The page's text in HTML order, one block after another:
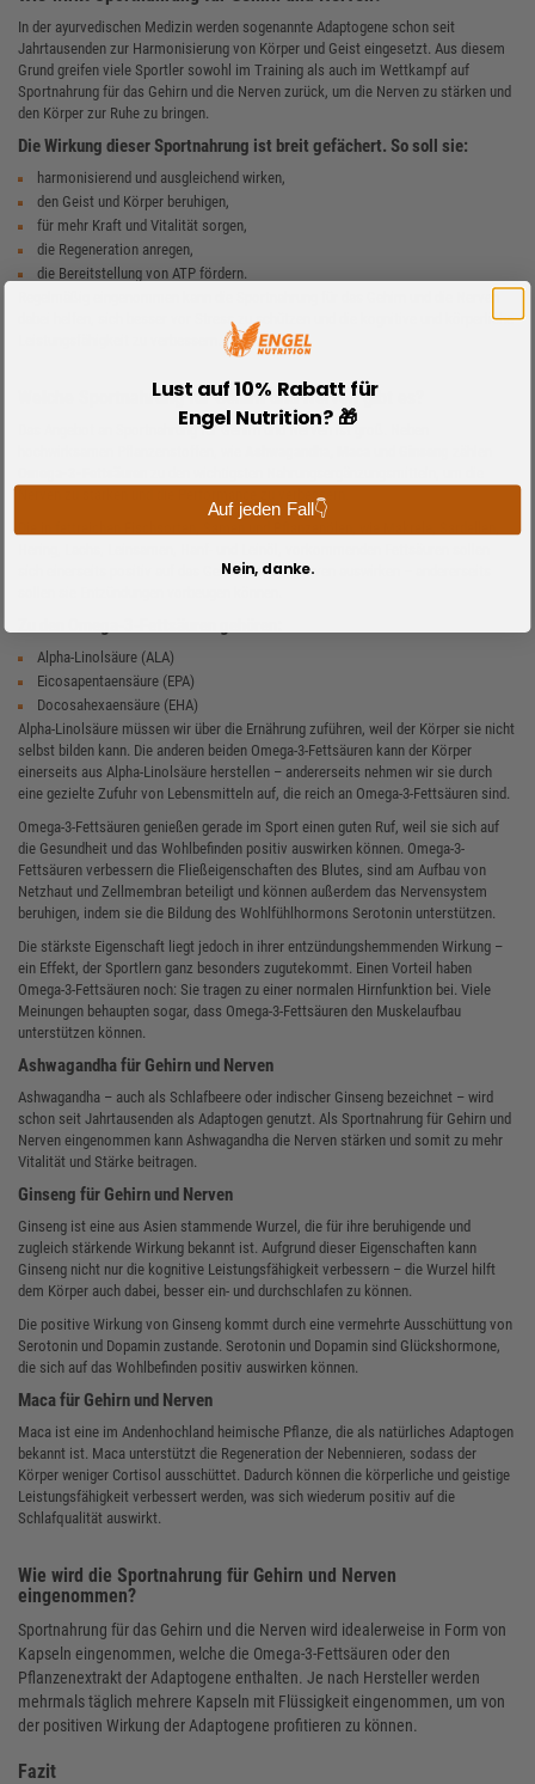
In der ayurvedischen Medizin werden sogenannte Adaptogene schon seit
Jahrtausenden zur Harmonisierung von Körper und Geist eingesetzt. Aus diesem
Grund greifen viele Sportler sowohl im Training als auch im Wettkampf auf
Sportnahrung für das Gehirn und die Nerven zurück, um die Nerven zu stärken und
den Körper zur Ruhe zu bringen.
Die Wirkung dieser Sportnahrung ist breit gefächert. So soll sie:
harmonisierend und ausgleichend wirken,
den Geist und Körper beruhigen,
für mehr Kraft und Vitalität sorgen,
die Regeneration anregen,
die Bereitstellung von ATP fördern.
Regelmäßig eingenommen kann die Sportnahrung für das Gehirn und die Nerven
dabei helfen, sich besser vor Stress zu schützen und die kognitive und körperliche
Welche Sportnahrung für Gehirn und Nerven gibt es?
Das Angebot an Sportnahrung für Gehirn und Nerven ist groß. Neben
Nerven zu stärken und die Performance zu verbessern.
sich einerseits positiv auf das Gehirn und die Nerven auswirken – andererseits
Alpha-Linolsäure (ALA)
Eicosapentaensäure (EPA)
Docosahexaensäure (EHA)
Alpha-Linolsäure müssen wir über die Ernährung zuführen, weil der Körper sie nicht
selbst bilden kann. Die anderen beiden Omega-3-Fettsäuren kann der Körper
einerseits aus Alpha-Linolsäure herstellen – andererseits nehmen wir sie durch
eine gezielte Zufuhr von Lebensmitteln auf, die reich an Omega-3-Fettsäuren sind.
Omega-3-Fettsäuren genießen gerade im Sport einen guten Ruf, weil sie sich auf
die Gesundheit und das Wohlbefinden positiv auswirken können. Omega-3-
Fettsäuren verbessern die Fließeigenschaften des Blutes, sind am Aufbau von
Netzhaut und Zellmembran beteiligt und können außerdem das Nervensystem
beruhigen, indem sie die Bildung des Wohlfühlhormons Serotonin unterstützen.
Die stärkste Eigenschaft liegt jedoch in ihrer entzündungshemmenden Wirkung –
ein Effekt, der Sportlern ganz besonders zugutekommt. Einen Vorteil haben
Omega-3-Fettsäuren noch: Sie tragen zu einer normalen Hirnfunktion bei. Viele
Meinungen behaupten sogar, dass Omega-3-Fettsäuren den Muskelaufbau
unterstützen können.
Ashwagandha für Gehirn und Nerven
Ashwagandha – auch als Schlafbeere oder indischer Ginseng bezeichnet – wird
schon seit Jahrtausenden als Adaptogen genutzt. Als Sportnahrung für Gehirn und
Nerven eingenommen kann Ashwagandha die Nerven stärken und somit zu mehr
Vitalität und Stärke beitragen.
Ginseng für Gehirn und Nerven
Ginseng ist eine aus Asien stammende Wurzel, die für ihre beruhigende und
zugleich stärkende Wirkung bekannt ist. Aufgrund dieser Eigenschaften kann
Ginseng nicht nur die kognitive Leistungsfähigkeit verbessern – die Wurzel hilft
dem Körper auch dabei, besser ein- und durchschlafen zu können.
Die positive Wirkung von Ginseng kommt durch eine vermehrte Ausschüttung von
Serotonin und Dopamin zustande. Serotonin und Dopamin sind Glückshormone,
die sich auf das Wohlbefinden positiv auswirken können.
Maca für Gehirn und Nerven
Maca ist eine im Andenhochland heimische Pflanze, die als natürliches Adaptogen
bekannt ist. Maca unterstützt die Regeneration der Nebennieren, sodass der
Körper weniger Cortisol ausschüttet. Dadurch können die körperliche und geistige
Leistungsfähigkeit verbessert werden, was sich wiederum positiv auf die
Schlafqualität auswirkt.
Wie wird die Sportnahrung für Gehirn und Nerven
eingenommen?
Sportnahrung für das Gehirn und die Nerven wird idealerweise in Form von
Kapseln eingenommen, welche die Omega-3-Fettsäuren oder den
Pflanzenextrakt der Adaptogene enthalten. Je nach Hersteller werden
mehrmals täglich mehrere Kapseln mit Flüssigkeit eingenommen, um von
der positiven Wirkung der Adaptogene profitieren zu können.
Fazit
Lust auf 10% Rabatt für
Engel Nutrition? 🎁
Auf jeden Fall👇
Nein, danke.